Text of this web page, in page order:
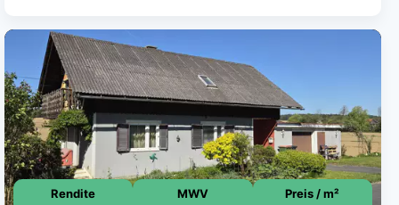
Rendite MWV Preis / m²